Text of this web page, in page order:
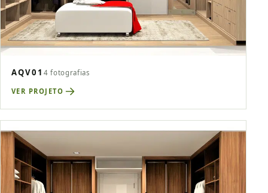
AQV01 4 fotografias
VER PROJETO